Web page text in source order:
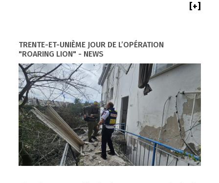
[+]
TRENTE-ET-UNIÈME JOUR DE L’OPÉRATION
"ROARING LION" - NEWS